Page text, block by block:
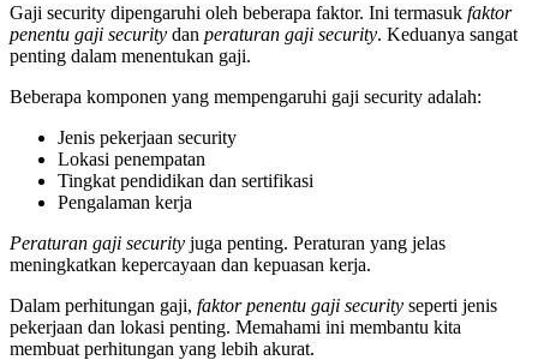
Gaji security dipengaruhi oleh beberapa faktor. Ini termasuk faktor
penentu gaji security dan peraturan gaji security. Keduanya sangat
penting dalam menentukan gaji.
Beberapa komponen yang mempengaruhi gaji security adalah:
Jenis pekerjaan security
Lokasi penempatan
Tingkat pendidikan dan sertifikasi
Pengalaman kerja
Peraturan gaji security juga penting. Peraturan yang jelas
meningkatkan kepercayaan dan kepuasan kerja.
Dalam perhitungan gaji, faktor penentu gaji security seperti jenis
pekerjaan dan lokasi penting. Memahami ini membantu kita
membuat perhitungan yang lebih akurat.